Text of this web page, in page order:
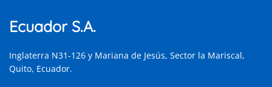
Ecuador S.A.
Inglaterra N31-126 y Mariana de Jesús, Sector la Mariscal,
Quito, Ecuador.